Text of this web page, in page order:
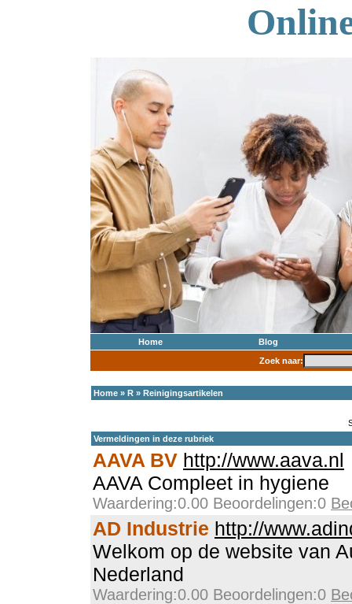
Home
Blog
Zoek naar:
Home » R » Reinigingsartikelen
Vermeldingen in deze rubriek
AAVA BV http://www.aava.nl
AAVA Compleet in hygiene
Waardering:0.00 Beoordelingen:0
AD Industrie http://
Welkom op de website van
Nederland
Waardering:0.00 Beoordelingen:0